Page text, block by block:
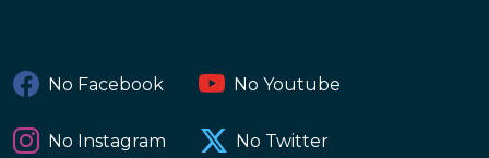
No Facebook No Youtube
No Instagram No Twitter